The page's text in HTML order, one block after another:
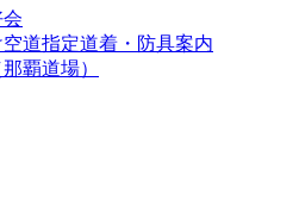
道指定道着・防具案内
覇道場）